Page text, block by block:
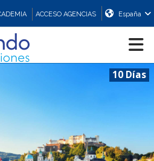
ACCESO AGENCIAS España
ASIA
10 Días